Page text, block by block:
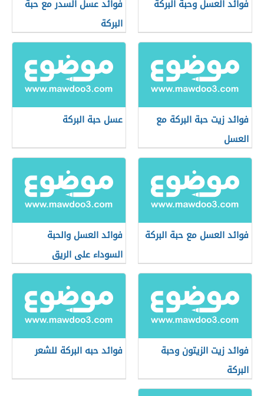
فوائد العسل وحبة البركة
فوائد عسل السدر مع حبة
البركة
فوائد زيت حبة البركة مع
العسل
عسل حبة البركة
فوائد العسل مع حبة البركة
فوائد العسل والحبة
السوداء على الريق
فوائد زيت الزيتون وحبة
البركة
فوائد حبه البركة للشعر